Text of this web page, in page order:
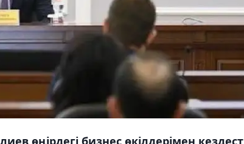
өңірдегі бизнес өкілдерімен